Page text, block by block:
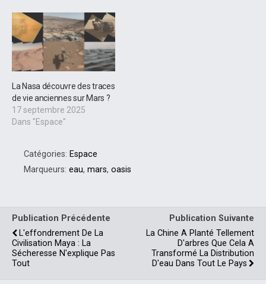
La Nasa découvre des traces
de vie anciennes sur Mars ?
17 septembre 2025
Dans "Espace"
Catégories: Espace
Marqueurs: eau, mars, oasis
Publication Précédente
L'effondrement De La
Civilisation Maya : La
Sécheresse N'explique Pas
Tout
Publication Suivante
La Chine A Planté Tellement
D'arbres Que Cela A
Transformé La Distribution
D'eau Dans Tout Le Pays